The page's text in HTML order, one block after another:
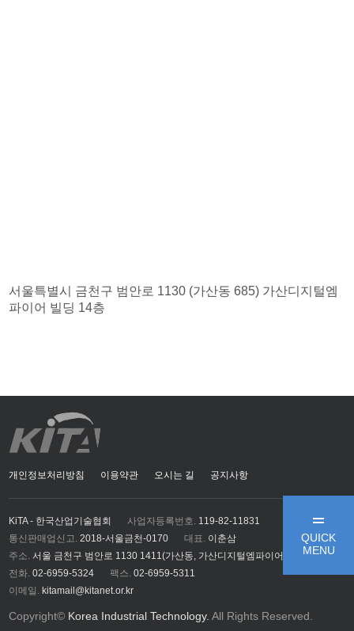
QUICK
MENU
서울특별시 금천구 범안로 1130 (가산동 685) 가산디지털엠
파이어 빌딩 14층
개인정보처리방침 이용약관 오시는 길 공지사항
KiTA - 한국산업기술협회 사업자등록번호. 119-82-11831
통신판매업신고. 2018-서울금천-0170 대표. 이춘삼
주소. 서울 금천구 범안로 1130 1411(가산동, 가산디지털엠파이어)
전화. 02-6959-5324 팩스. 02-6959-5311
이메일. kitamail@kitanet.or.kr
Copyright© Korea Industrial Technology.All Rights Reserved.